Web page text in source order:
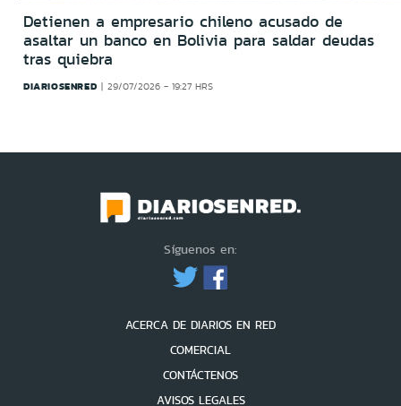
Detienen a empresario chileno acusado de
asaltar un banco en Bolivia para saldar deudas
tras quiebra
DIARIOSENRED 29/07/2026 - 19:27 HRS
Síguenos en:
ACERCA DE DIARIOS EN RED
COMERCIAL
CONTÁCTENOS
AVISOS LEGALES